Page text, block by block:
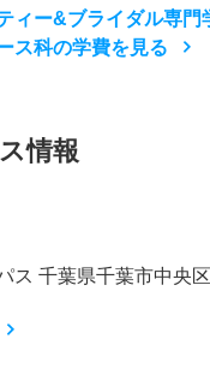
ィー&ブライダル専門
ス科の学費を見る
情報
ス 千葉県千葉市中央